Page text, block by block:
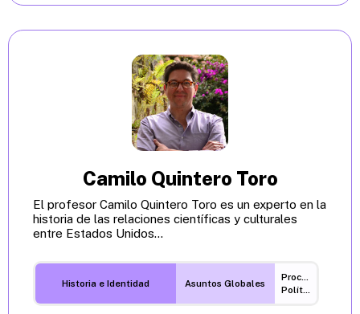
Camilo Quintero Toro
El profesor Camilo Quintero Toro es un experto en la
historia de las relaciones científicas y culturales
entre Estados Unidos...
Historia e Identidad Asuntos Globales
Procesos
Políticos